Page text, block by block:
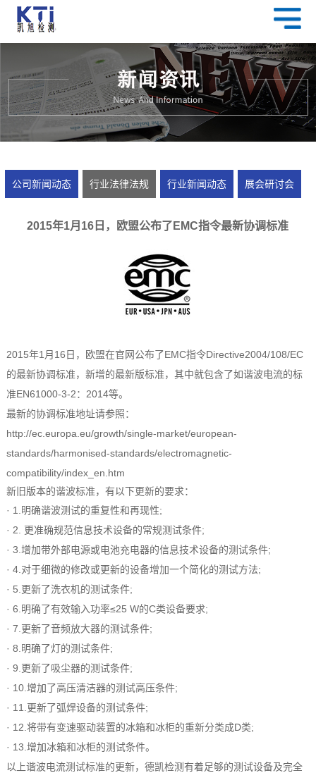
公司新闻动态 行业法律法规 行业新闻动态 展会研讨会
2015年1月16日，欧盟公布了EMC指令最新协调标准
2015年1月16日，欧盟在官网公布了EMC指令Directive2004/108/EC
的最新协调标准，新增的最新版标准，其中就包含了如谐波电流的标
准EN61000-3-2：2014等。
最新的协调标准地址请参照：
http://ec.europa.eu/growth/single-market/european-
standards/harmonised-standards/electromagnetic-
compatibility/index_en.htm
新旧版本的谐波标准，有以下更新的要求：
· 1.明确谐波测试的重复性和再现性;
· 2. 更准确规范信息技术设备的常规测试条件;
· 3.增加带外部电源或电池充电器的信息技术设备的测试条件;
· 4.对于细微的修改或更新的设备增加一个简化的测试方法;
· 5.更新了洗衣机的测试条件;
· 6.明确了有效输入功率≤25 W的C类设备要求;
· 7.更新了音频放大器的测试条件;
· 8.明确了灯的测试条件;
· 9.更新了吸尘器的测试条件;
· 10.增加了高压清洁器的测试高压条件;
· 11.更新了弧焊设备的测试条件;
· 12.将带有变速驱动装置的冰箱和冰柜的重新分类成D类;
· 13.增加冰箱和冰柜的测试条件。
以上谐波电流测试标准的更新，德凯检测有着足够的测试设备及完全